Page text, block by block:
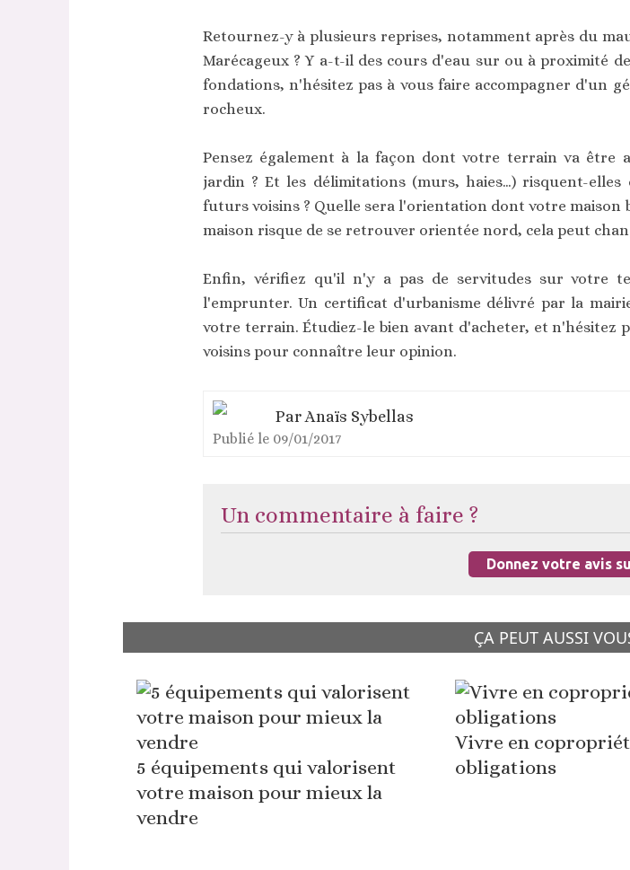
Retournez-y à plusieurs reprises, notamment après du
Marécageux ? Y a-t-il des cours d'eau sur ou à proximité
fondations, n'hésitez pas à vous faire accompagner d'un
rocheux.
Pensez également à la façon dont votre terrain va être
jardin ? Et les délimitations (murs, haies…) risquent-
futurs voisins ? Quelle sera l'orientation dont votre maison
maison risque de se retrouver orientée nord, cela peut
Enfin, vérifiez qu'il n'y a pas de servitudes sur votre
l'emprunter. Un certificat d'urbanisme délivré par la
votre terrain. Étudiez-le bien avant d'acheter, et n'hésitez
voisins pour connaître leur opinion.
ParAnaïs Sybellas
Publié le 09/01/2017
Un commentaire à faire ?
Donnez votre avis
ÇA PEUT AUSSI
5 équipements qui valorisent
votre maison pour mieux la
vendre
Vivre en
obligations